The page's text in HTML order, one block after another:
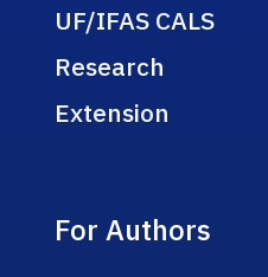
UF/IFAS CALS
Research
Extension
For Authors